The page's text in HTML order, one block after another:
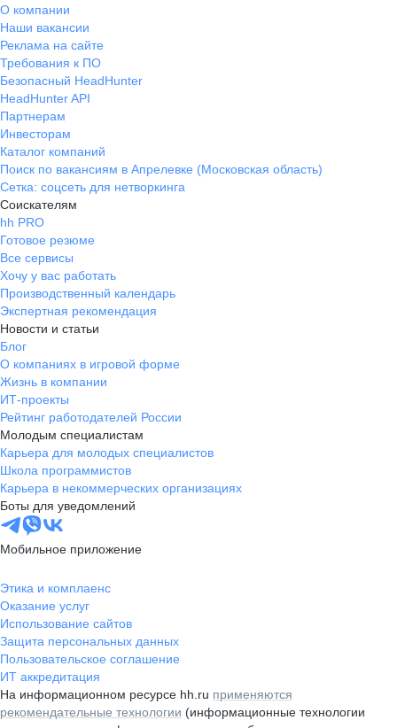
О компании
Наши вакансии
Реклама на сайте
Требования к ПО
Безопасный HeadHunter
HeadHunter API
Партнерам
Инвесторам
Каталог компаний
Поиск по вакансиям в Апрелевке (Московская область)
Сетка: соцсеть для нетворкинга
Соискателям
hh PRO
Готовое резюме
Все сервисы
Хочу у вас работать
Производственный календарь
Экспертная рекомендация
Новости и статьи
Блог
О компаниях в игровой форме
Жизнь в компании
ИТ-проекты
Рейтинг работодателей России
Молодым специалистам
Карьера для молодых специалистов
Школа программистов
Карьера в некоммерческих организациях
Боты для уведомлений
Мобильное приложение
Этика и комплаенс
Оказание услуг
Использование сайтов
Защита персональных данных
Пользовательское соглашение
ИТ аккредитация
На информационном ресурсе hh.ru применяются
рекомендательные технологии (информационные технологии